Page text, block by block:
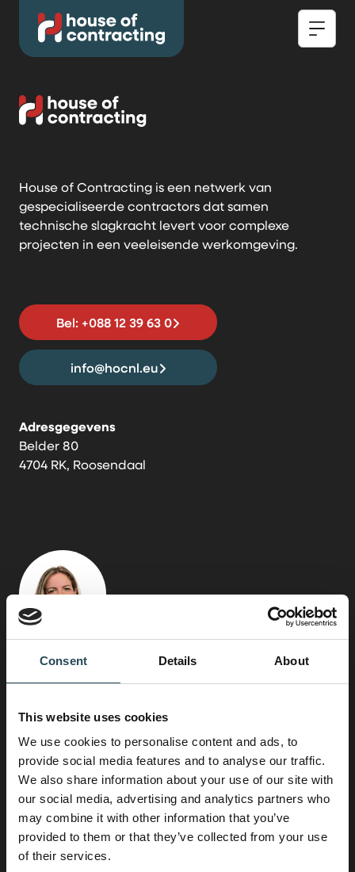
Consent Details About
This website uses cookies
We use cookies to personalise content and ads, to
provide social media features and to analyse our traffic.
We also share information about your use of our site with
our social media, advertising and analytics partners who
may combine it with other information that you’ve
provided to them or that they’ve collected from your use
of their services.
House of Contracting is een netwerk van
gespecialiseerde contractors dat samen
technische slagkracht levert voor complexe
projecten in een veeleisende werkomgeving.
Bel: +088 12 39 63 0
info@hocnl.eu
Adresgegevens
Belder 80
4704 RK, Roosendaal
Business Development Manager
Wilt u een project uitvoeren?
Jodien legt de verbinding tussen opdrachtgevers
en de specialisten binnen House of Contracting.
Jodien combineert haar ervaring in HR, sales en
operations met een oplossingsgerichte aanpak en